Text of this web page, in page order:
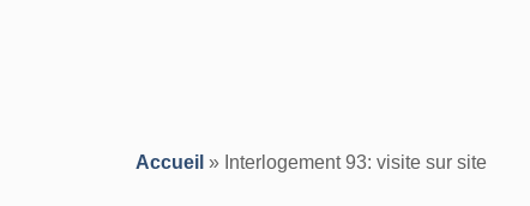
Accueil » Interlogement 93: visite sur site